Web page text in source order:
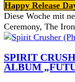
Happy Release
Diese Woche mit
Ceremony, The
SPIRIT
ALBUM